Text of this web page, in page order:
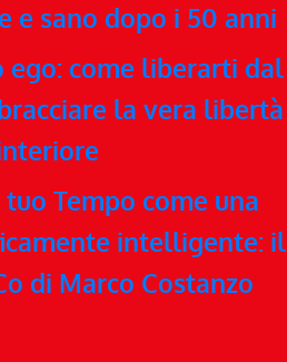
e sano dopo i 50 anni
ego: come liberarti dal
la vera libertà
Tempo come una
intelligente: il
di Marco Costanzo